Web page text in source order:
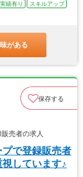
績有り
スキルアップ
がある
保存する
売者の求人
で登録販売者
しています♪